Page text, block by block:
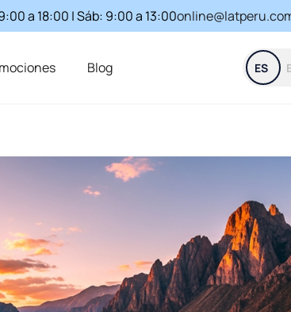
a 18:00 | Sáb: 9:00 a 13:00
Blog ES